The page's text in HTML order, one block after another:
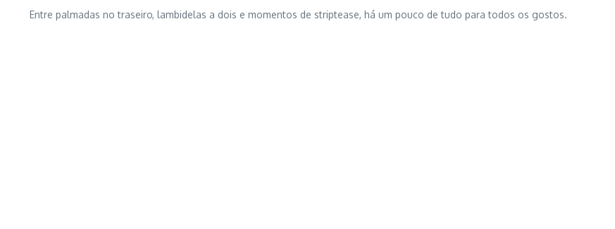
Entre palmadas no traseiro, lambidelas a dois e momentos de striptease, há um pouco de tudo para todos os gostos.